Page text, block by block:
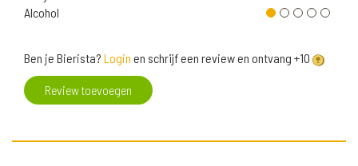
Alcohol
Ben je Bierista? Login en schrijf een review en ontvang +10
Review toevoegen